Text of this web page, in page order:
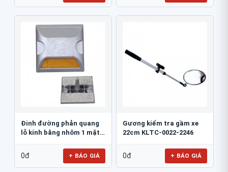
Đinh đường phản quang
lỗ kính bằng nhôm 1 mặt
0đ + BÁO GIÁ
Gương kiểm tra gầm xe
22cm KLTC-0022-2246
0đ + BÁO GIÁ